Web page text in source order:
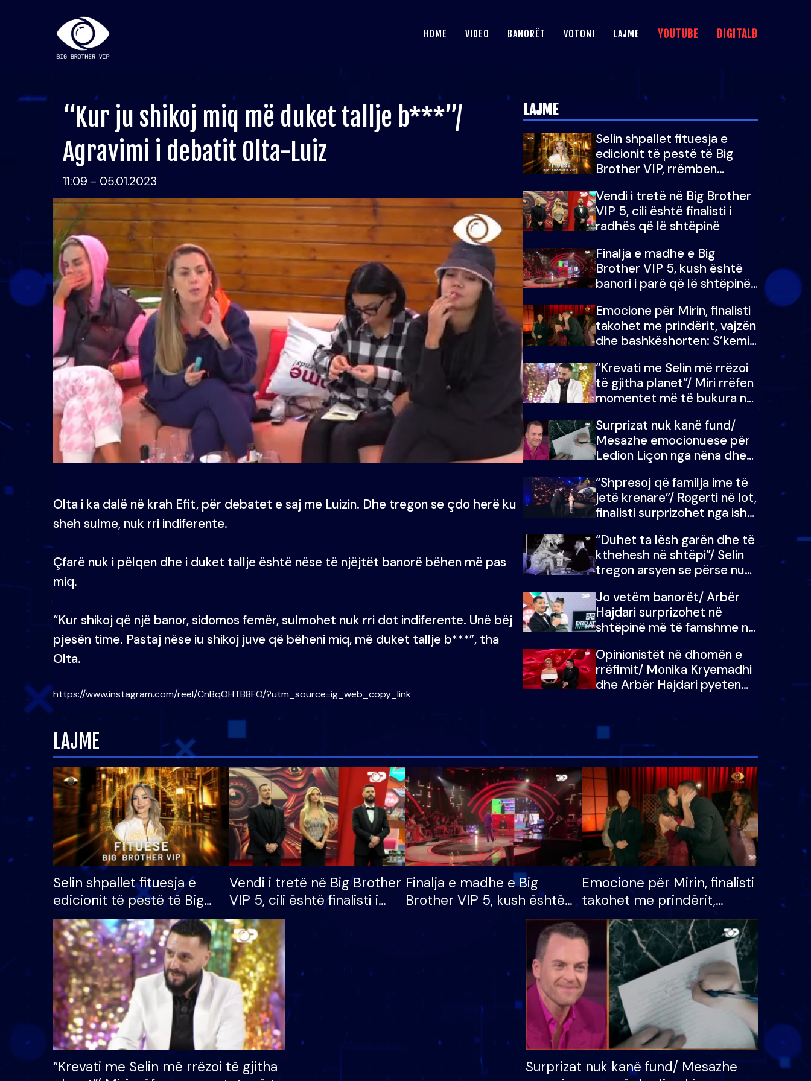
HOME VIDEO BANORËT VOTONI LAJME YOUTUBE DIGITALB
“Kur ju shikoj miq më duket tallje b***”/
Agravimi i debatit Olta-Luiz
11:09 - 05.01.2023
Olta i ka dalë në krah Efit, për debatet e saj me Luizin. Dhe tregon se çdo herë ku
sheh sulme, nuk rri indiferente.
Çfarë nuk i pëlqen dhe i duket tallje është nëse të njëjtët banorë bëhen më pas
miq.
“Kur shikoj që një banor, sidomos femër, sulmohet nuk rri dot indiferente. Unë bëj
pjesën time. Pastaj nëse iu shikoj juve që bëheni miq, më duket tallje b***”, tha
Olta.
https://www.instagram.com/reel/CnBqOHTB8FO/?utm_source=ig_web_copy_link
LAJME
Selin shpallet fituesja e
edicionit të pestë të Big
Brother VIP, rrëmben
mijë eurosh
Vendi i tretë në Big Brother
VIP 5, cili është finalisti i
radhës që lë shtëpinë
Finalja e madhe e Big
Brother VIP 5, kush është
banori i parë që lë shtëpinë
fituar çmimin e madh
Emocione për Mirin, finalisti
takohet me prindërit, vajzën
dhe bashkëshorten: S’kemi
“Krevati me Selin më rrëzoi
të gjitha planet”/ Miri rrëfen
momentet më të bukura në
mungojë zilja e mëngjesit
kur…
Surprizat nuk kanë fund/
Mesazhe emocionuese për
Ledion Liçon nga nëna dhe
i mban dot lotët: Nuk
meritoj…
“Shpresoj që familja ime të
jetë krenare”/ Rogerti në lot,
finalisti surprizohet nga ish-
“Duhet ta lësh garën dhe të
kthehesh në shtëpi”/ Selin
tregon arsyen se përse nuk
Doja ta çoja luftën time deri
në fund
Jo vetëm banorët/ Arbër
Hajdari surprizohet në
shtëpinë më të famshme në
me vajzën e tij
Opinionistët në dhomën e
rrëfimit/ Monika Kryemadhi
dhe Arbër Hajdari pyeten
zëvendësonit njëri-tjetrin?
LAJME
Selin shpallet fituesja e
edicionit të pestë të Big
Brother VIP, rrëmben
çmimin e madh prej 100
mijë eurosh
Vendi i tretë në Big Brother
VIP 5, cili është finalisti i
radhës që lë shtëpinë
Finalja e madhe e Big
Brother VIP 5, kush është
banori i parë që lë shtëpinë
dhe humb mundësinë për
të fituar çmimin e madh
Emocione për Mirin, finalisti
takohet me prindërit,
vajzën dhe bashkëshorten:
S’kemi ndonjë letër divorci
apo jo?
“Krevati me Selin më rrëzoi të gjitha
Surprizat nuk kanë fund/ Mesazhe